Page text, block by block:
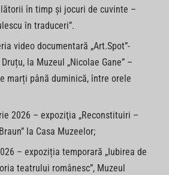
în timp şi jocuri de cuvinte –
în traduceri”.
video documentară „Art.Spot”-
la Muzeul „Nicolae Gane” –
marți până duminică, între orele
2026 – expoziţia „Reconstituiri –
la Casa Muzeelor;
– expoziția temporară „Iubirea de
teatrului românesc”, Muzeul